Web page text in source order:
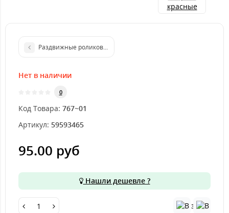
Раздвижные роликовые коньки Explore Fusion черно-
Нет в наличии
0
Код Товара: 767~01
Артикул: 59593465
95.00 руб
Нашли дешевле ?